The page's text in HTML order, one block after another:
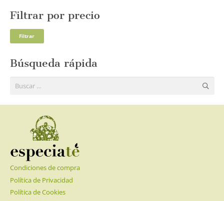
Filtrar por precio
Filtrar
Búsqueda rápida
Buscar:
Condiciones de compra
Política de Privacidad
Política de Cookies